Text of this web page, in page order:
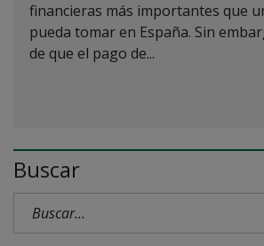
financieras más importantes que
pueda tomar en España. Sin
de que el pago de...
Buscar